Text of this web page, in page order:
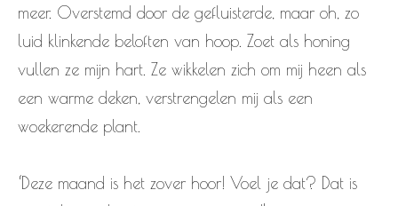
meer. Overstemd door de gefluisterde, maar oh, zo
luid klinkende beloften van hoop. Zoet als honing
vullen ze mijn hart. Ze wikkelen zich om mij heen als
een warme deken, verstrengelen mij als een
woekerende plant.
‘Deze maand is het zover hoor! Voel je dat? Dat is